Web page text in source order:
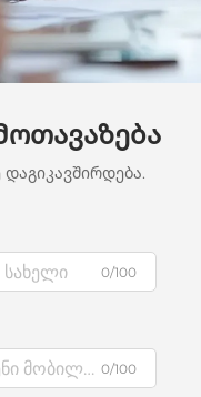
0/100
0/100